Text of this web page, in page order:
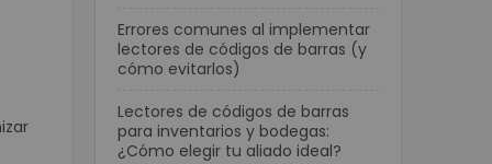
Errores comunes al implementar
lectores de códigos de barras (y
cómo evitarlos)
Lectores de códigos de barras
para inventarios y bodegas:
¿Cómo elegir tu aliado ideal?